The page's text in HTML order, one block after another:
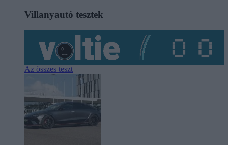
Villanyautó tesztek
Az összes teszt